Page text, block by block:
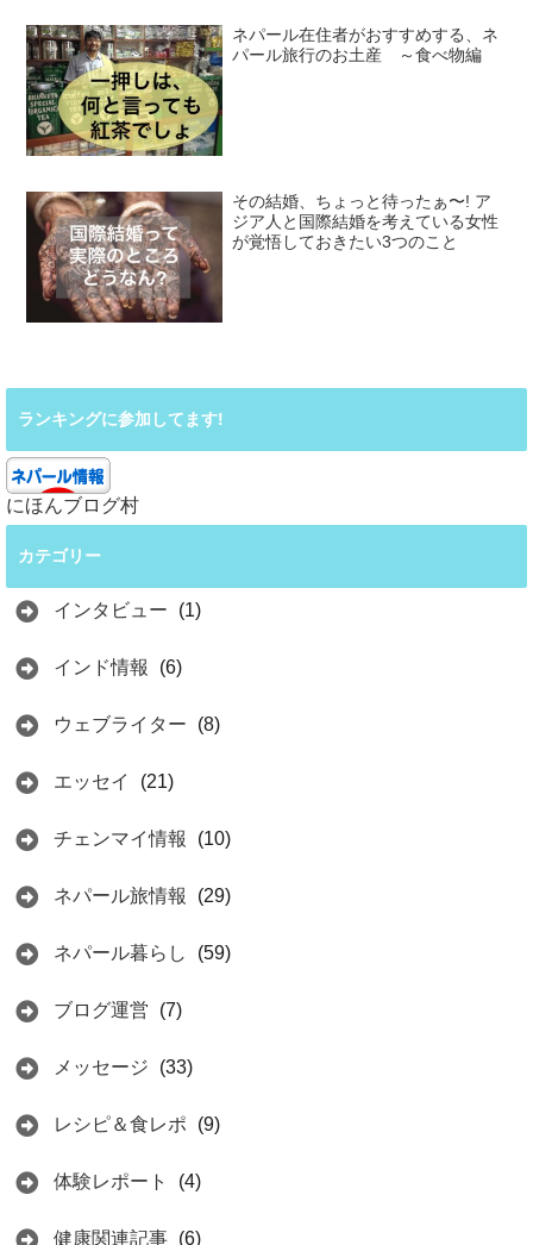
ネパール在住者がおすすめする、ネ
パール旅行のお土産 ～食べ物編
その結婚、ちょっと待ったぁ〜! ア
ジア人と国際結婚を考えている女性
が覚悟しておきたい3つのこと
ランキングに参加してます!
にほんブログ村
カテゴリー
インタビュー (1)
インド情報 (6)
ウェブライター (8)
エッセイ (21)
チェンマイ情報 (10)
ネパール旅情報 (29)
ネパール暮らし (59)
ブログ運営 (7)
メッセージ (33)
レシピ＆食レポ (9)
体験レポート (4)
健康関連記事 (6)